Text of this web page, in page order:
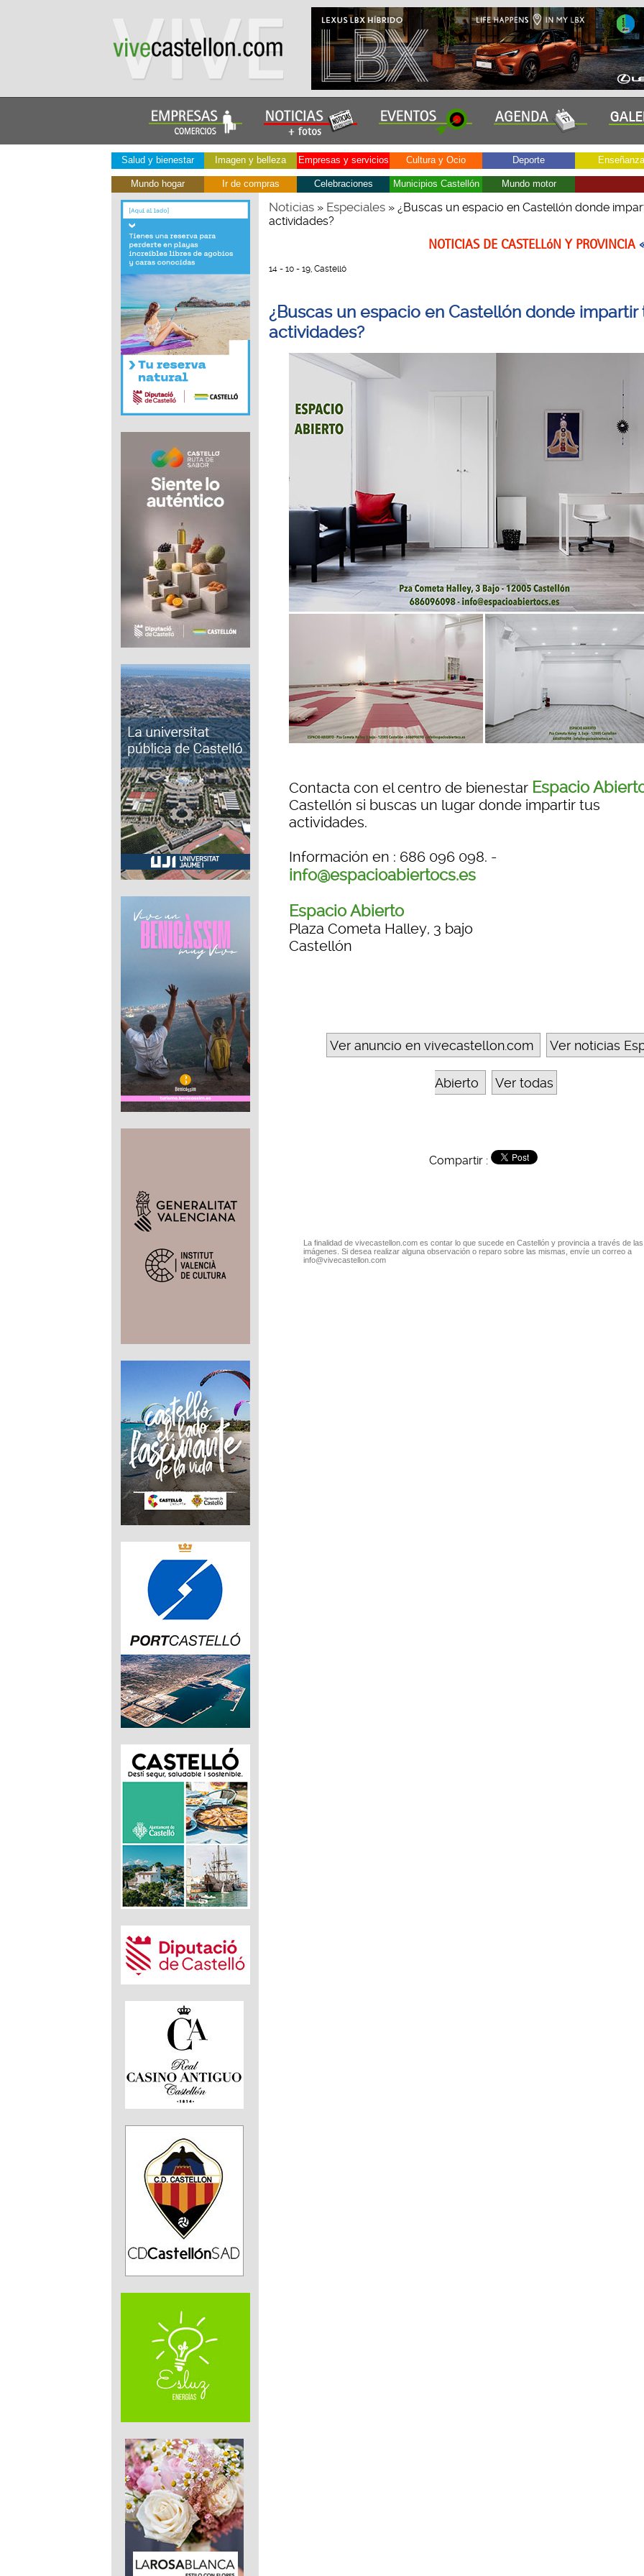
Salud y bienestar Imagen y belleza Empresas y servicios Cultura y Ocio Deporte Enseñanza
Mundo hogar Ir de compras Celebraciones Municipios Castellón Mundo motor
Noticias» Especiales» ¿Buscas un espacio en Castellón donde
actividades?
NOTICIAS DE CASTELLóN Y PROVINCIA
14 - 10 - 19, Castelló
¿Buscas un espacio en Castellón donde impartir
actividades?
Contacta con el centro de bienestar Espacio
Castellón si buscas un lugar donde impartir tus
actividades.
Información en : 686 096 098. -
info@espacioabiertocs.es
Espacio Abierto
Plaza Cometa Halley, 3 bajo
Castellón
Ver anuncio en vivecastellon.com Ver noticias
Abierto Ver todas
Compartir :
La finalidad de vivecastellon.com es contar lo que sucede en Castellón y provincia a través de las
imágenes. Si desea realizar alguna observación o reparo sobre las mismas, envíe un correo a
info@vivecastellon.com